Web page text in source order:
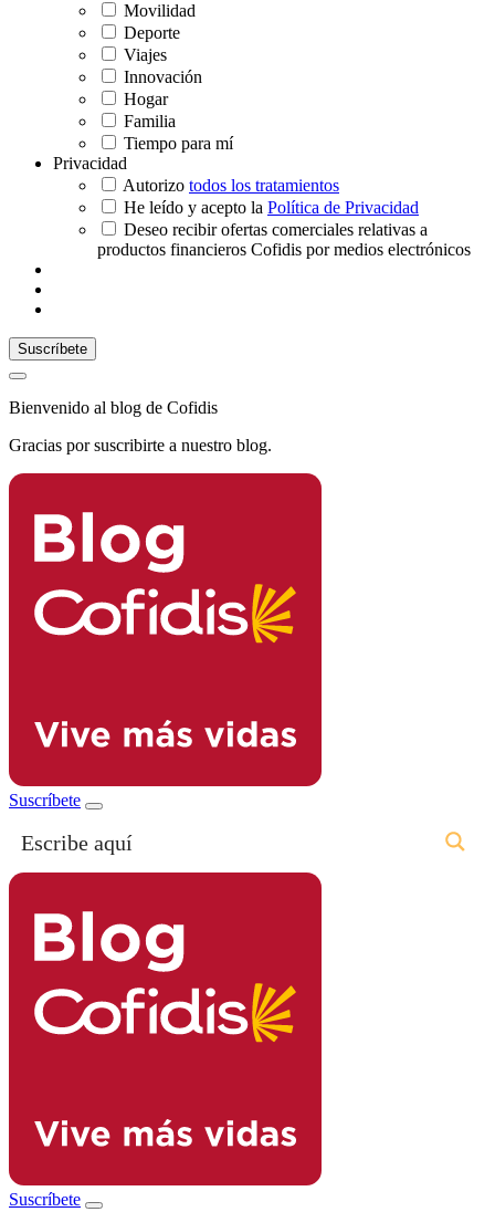
Movilidad
Deporte
Viajes
Innovación
Hogar
Familia
Tiempo para mí
Privacidad
Autorizo todos los tratamientos
He leído y acepto la Política de Privacidad
Deseo recibir ofertas comerciales relativas a
productos financieros Cofidis por medios electrónicos
Bienvenido al blog de Cofidis
Gracias por suscribirte a nuestro blog.
Suscríbete
Suscríbete